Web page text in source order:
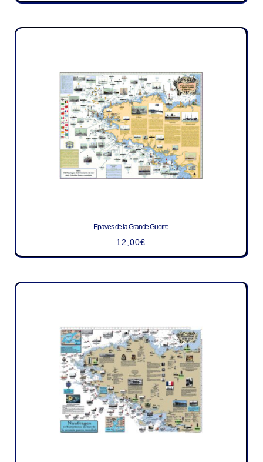
Epaves de la Grande Guerre
12,00€